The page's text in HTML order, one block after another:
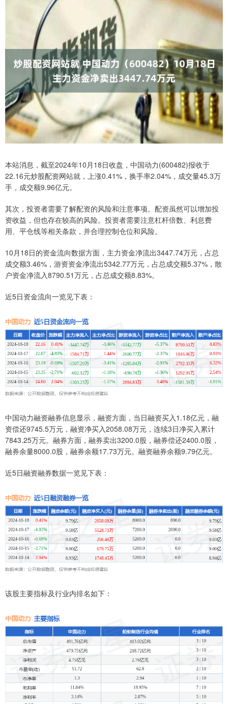
本站消息，截至2024年10月18日收盘，中国动力(600482)报收于
22.16元炒股配资网站就，上涨0.41%，换手率2.04%，成交量45.3万
手，成交额9.96亿元。
其次，投资者需要了解配资的风险和注意事项。配资虽然可以增加投
资收益，但也存在较高的风险。投资者需要注意杠杆倍数、利息费
用、平仓线等相关条款，并合理控制仓位和风险。
10月18日的资金流向数据方面，主力资金净流出3447.74万元，占总
成交额3.46%，游资资金净流出5342.77万元，占总成交额5.37%，散
户资金净流入8790.51万元，占总成交额8.83%。
近5日资金流向一览见下表：
中国动力融资融券信息显示，融资方面，当日融资买入1.18亿元，融
资偿还9745.5万元，融资净买入2058.08万元，连续3日净买入累计
7843.25万元。融券方面，融券卖出3200.0股，融券偿还2400.0股，
融券余量8000.0股，融券余额17.73万元。融资融券余额9.79亿元。
近5日融资融券数据一览见下表：
该股主要指标及行业内排名如下：